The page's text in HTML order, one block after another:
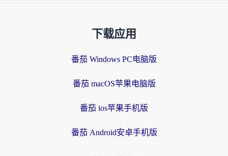
下载应用
番茄 Windows PC电脑版
番茄 macOS苹果电脑版
番茄 ios苹果手机版
番茄 Android安卓手机版